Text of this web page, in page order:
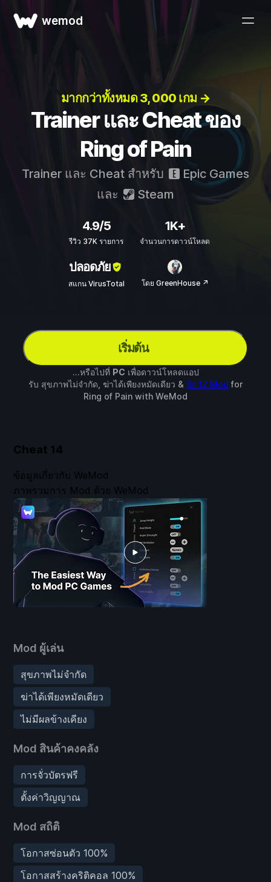
wemod
มากกว่าทั้งหมด 3, 000 เกม →
Trainer และ Cheat ของ
Ring of Pain
Trainer และ Cheat สำหรับ
Epic Games
และ
Steam
4.9/5
รีวิว 37K รายการ
1K+
จำนวนการดาวน์โหลด
ปลอดภัย
สแกน VirusTotal โดย GreenHouse ↗
เริ่มต้น
...หรือไปที่ PC เพื่อดาวน์โหลดแอป
รับ สุขภาพไม่จำกัด, ฆ่าได้เพียงหมัดเดียว & อีก 12 Mod for
Ring of Pain with WeMod
Cheat 14
Mod ผู้เล่น
สุขภาพไม่จำกัด
ฆ่าได้เพียงหมัดเดียว
ไม่มีผลข้างเคียง
Mod สินค้าคงคลัง
การจั่วบัตรฟรี
ตั้งค่าวิญญาณ
Mod สถิติ
โอกาสซ่อนตัว 100%
โอกาสสร้างคริติคอล 100%
ข้อมูลเกี่ยวกับ WeMod
ภาพรวมการ Mod ด้วย WeMod